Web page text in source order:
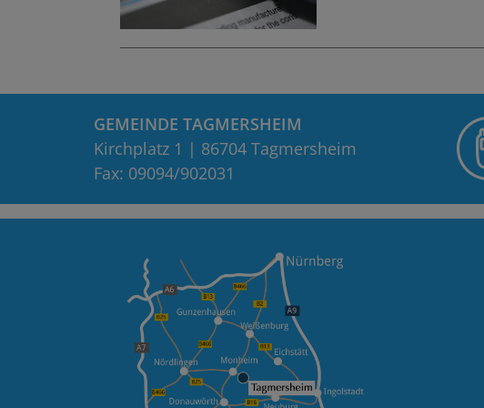
GEMEINDE TAGMERSHEIM
Kirchplatz 1 | 86704 Tagmersheim
Fax: 09094/902031